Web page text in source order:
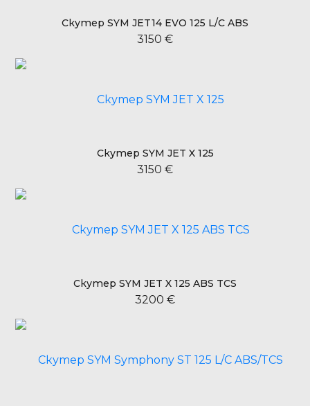
Скутер SYM JET14 EVO 125 L/C ABS
3150 €
Скутер SYM JET X 125
3150 €
Скутер SYM JET X 125 ABS TCS
3200 €